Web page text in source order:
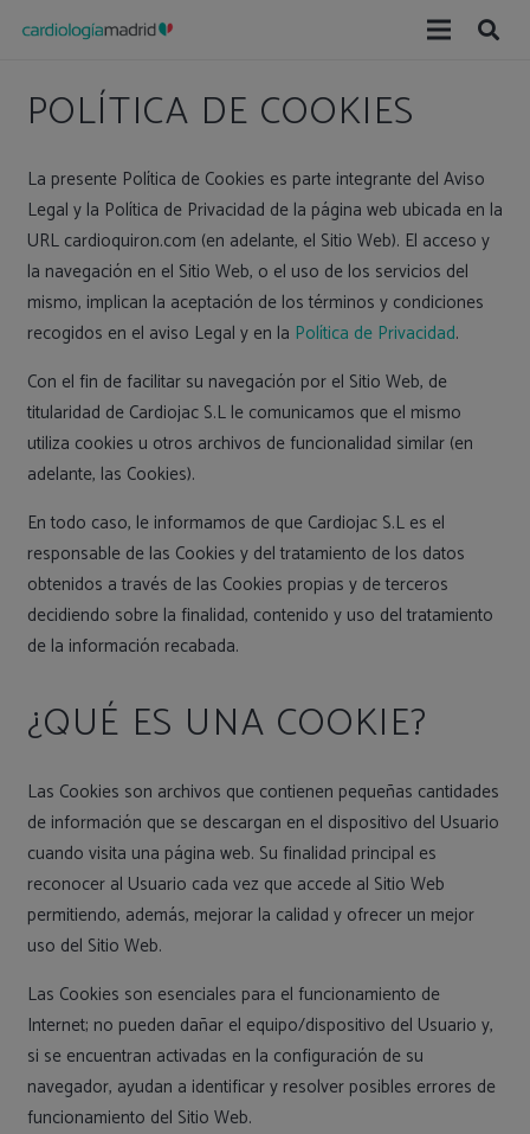
POLÍTICA DE COOKIES
La presente Política de Cookies es parte integrante del Aviso
Legal y la Política de Privacidad de la página web ubicada en la
URL cardioquiron.com (en adelante, el Sitio Web). El acceso y
la navegación en el Sitio Web, o el uso de los servicios del
mismo, implican la aceptación de los términos y condiciones
recogidos en el aviso Legal y en la Política de Privacidad.
Con el fin de facilitar su navegación por el Sitio Web, de
titularidad de Cardiojac S.L le comunicamos que el mismo
utiliza cookies u otros archivos de funcionalidad similar (en
adelante, las Cookies).
En todo caso, le informamos de que Cardiojac S.L es el
responsable de las Cookies y del tratamiento de los datos
obtenidos a través de las Cookies propias y de terceros
decidiendo sobre la finalidad, contenido y uso del tratamiento
de la información recabada.
¿QUÉ ES UNA COOKIE?
Las Cookies son archivos que contienen pequeñas cantidades
de información que se descargan en el dispositivo del Usuario
cuando visita una página web. Su finalidad principal es
reconocer al Usuario cada vez que accede al Sitio Web
permitiendo, además, mejorar la calidad y ofrecer un mejor
uso del Sitio Web.
Las Cookies son esenciales para el funcionamiento de
Internet; no pueden dañar el equipo/dispositivo del Usuario y,
si se encuentran activadas en la configuración de su
navegador, ayudan a identificar y resolver posibles errores de
funcionamiento del Sitio Web.